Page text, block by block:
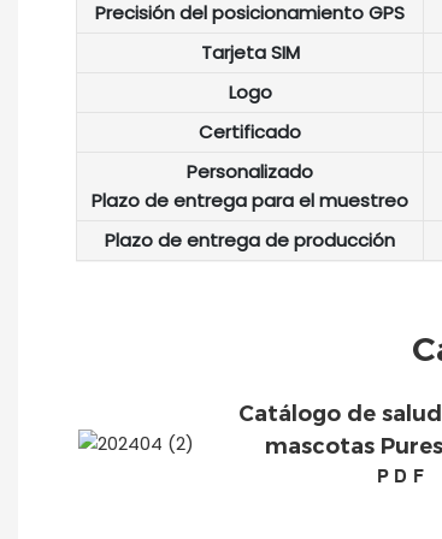
Precisión del posicionamiento GPS
Tarjeta SIM
Logo
Certificado
Personalizado
Plazo de entrega para el muestreo
Plazo de entrega de producción
Catálogo de salud
mascotas
PDF